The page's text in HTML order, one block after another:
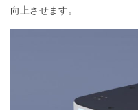
向上させます。